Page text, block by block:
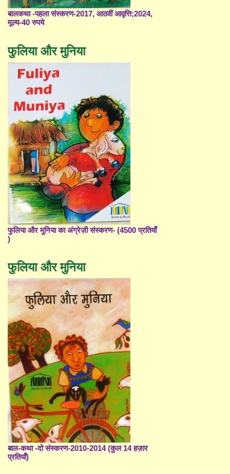
बालकथा -पहला संस्करण-2017, आठवीं आवृत्ति;2024,
मूल्य-40 रुपये
फुलिया और मुनिया
फुलिया और मुनिया का अंग्रेज़ी संस्करण- (4500 प्रतियाँ
)
फुलिया और मुनिया
बाल-कथा -दो संस्करण-2010-2014 (कुल 14 हज़ार
प्रतियाँ)